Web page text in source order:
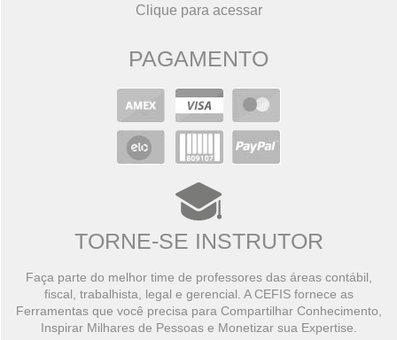
Clique para acessar
PAGAMENTO
TORNE-SE INSTRUTOR
Faça parte do melhor time de professores das áreas contábil,
fiscal, trabalhista, legal e gerencial. A CEFIS fornece as
Ferramentas que você precisa para Compartilhar Conhecimento,
Inspirar Milhares de Pessoas e Monetizar sua Expertise.